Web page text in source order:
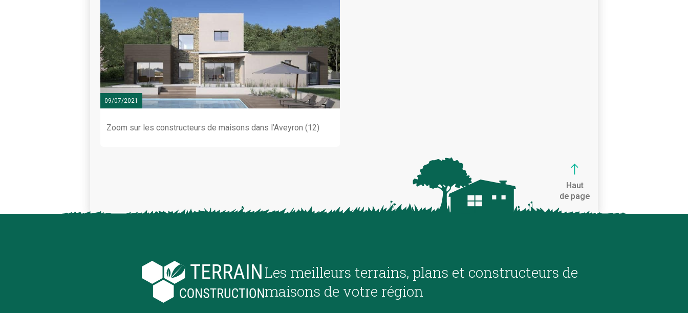
09/07/2021
Zoom sur les constructeurs de maisons dans l’Aveyron (12)
Haut
de page
Les meilleurs terrains, plans et constructeurs de
maisons de votre région